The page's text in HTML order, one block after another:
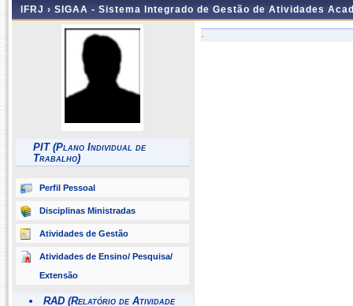
IFRJ › SIGAA - Sistema Integrado de Gestão de Atividades
PIT (Plano Individual de
Trabalho)
Perfil Pessoal
Disciplinas Ministradas
Atividades de Gestão
Atividades de Ensino/ Pesquisa/
Extensão
RAD (Relatório de Atividade
-